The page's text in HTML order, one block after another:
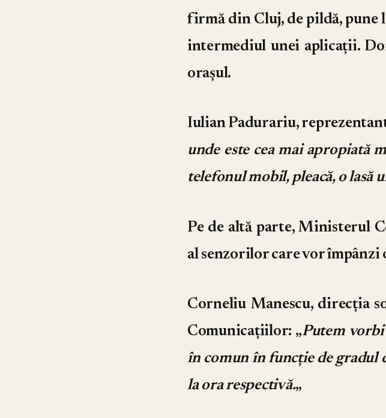
firmă din Cluj, de pildă,
intermediul unei aplicații.
orașul.
Iulian Padurariu,
unde este cea mai apropiată
telefonul mobil, pleacă, o lasă
Pe de altă parte, Ministerul
al senzorilor care vor împânzi
Corneliu Manescu, direcția
Comunicațiilor: „Putem
în comun în funcție de gradul
la ora respectivă.„